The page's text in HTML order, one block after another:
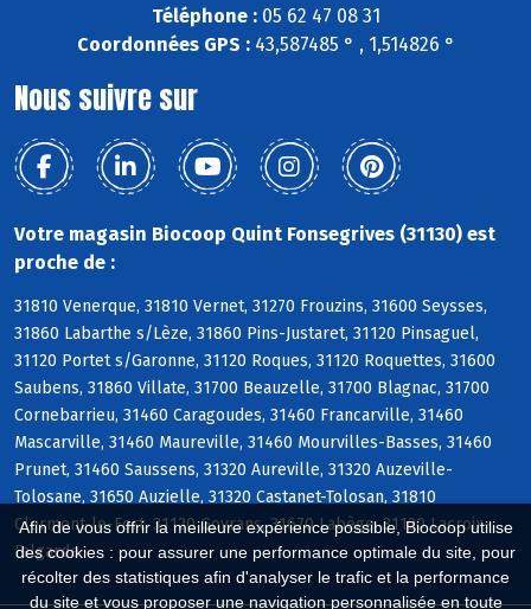
Afin de vous offrir la meilleure expérience possible, Biocoop utilise
des cookies : pour assurer une performance optimale du site, pour
récolter des statistiques afin d'analyser le trafic et la performance
du site et vous proposer une navigation personnalisée en toute
Téléphone :05 62 47 08 31
Coordonnées GPS :43,587485 ° , 1,514826 °
Nous suivre sur
Votre magasin Biocoop Quint Fonsegrives (31130) est
proche de :
31810 Venerque, 31810 Vernet, 31270 Frouzins, 31600 Seysses,
31860 Labarthe s/Lèze, 31860 Pins-Justaret, 31120 Pinsaguel,
31120 Portet s/Garonne, 31120 Roques, 31120 Roquettes, 31600
Saubens, 31860 Villate, 31700 Beauzelle, 31700 Blagnac, 31700
Cornebarrieu, 31460 Caragoudes, 31460 Francarville, 31460
Mascarville, 31460 Maureville, 31460 Mourvilles-Basses, 31460
Prunet, 31460 Saussens, 31320 Aureville, 31320 Auzeville-
Tolosane, 31650 Auzielle, 31320 Castanet-Tolosan, 31810
Clermont-le-Fort, 31120 Goyrans, 31670 Labège, 31120 Lacroix-
Falgarde